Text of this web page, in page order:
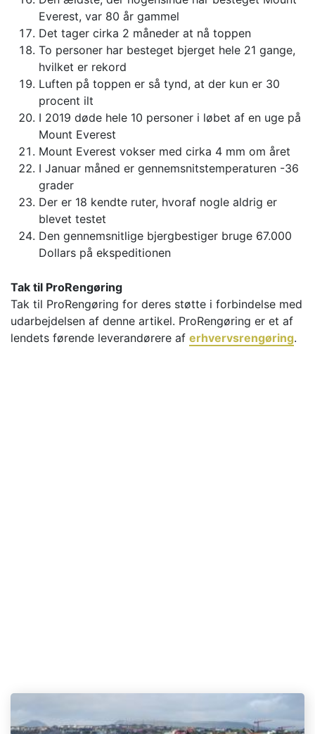
Everest, var 80 år gammel
Det tager cirka 2 måneder at nå toppen
To personer har besteget bjerget hele 21 gange,
hvilket er rekord
Luften på toppen er så tynd, at der kun er 30
procent ilt
I 2019 døde hele 10 personer i løbet af en uge på
Mount Everest
Mount Everest vokser med cirka 4 mm om året
I Januar måned er gennemsnitstemperaturen -36
grader
Der er 18 kendte ruter, hvoraf nogle aldrig er
blevet testet
Den gennemsnitlige bjergbestiger bruge 67.000
Dollars på ekspeditionen
Tak til ProRengøring
Tak til ProRengøring for deres støtte i forbindelse med
udarbejdelsen af denne artikel. ProRengøring er et af
lendets førende leverandørere af erhvervsrengøring.